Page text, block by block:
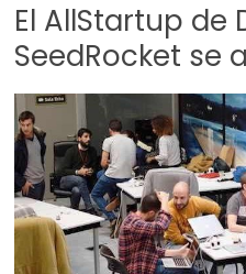
que
nació
España
para
startups
TIC
en
fase
inicial
El AllStartup de
SeedRocket se